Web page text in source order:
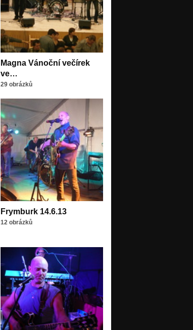
Magna Vánoční večírek
ve…
29 obrázků
Frymburk 14.6.13
12 obrázků